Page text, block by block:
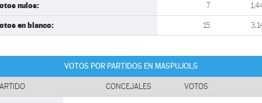
nulos: 7
en blanco: 15
VOTOS POR PARTIDOS EN MASPUJOLS
CONCEJALES VOTOS